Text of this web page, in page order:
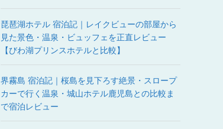
琵琶湖ホテル 宿泊記｜レイクビューの部屋から
見た景色・温泉・ビュッフェを正直レビュー
【びわ湖プリンスホテルと比較】
界霧島 宿泊記｜桜島を見下ろす絶景・スロープ
カーで行く温泉・城山ホテル鹿児島との比較ま
で宿泊レビュー